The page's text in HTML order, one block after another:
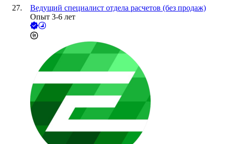
Ведущий специалист отдела расчетов (без продаж)
Опыт 3-6 лет